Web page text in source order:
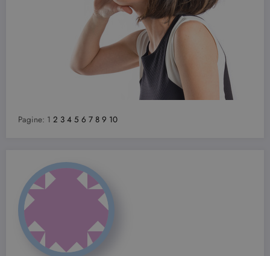
Pagine: 1 2 3 4 5 6 7 8 9 10